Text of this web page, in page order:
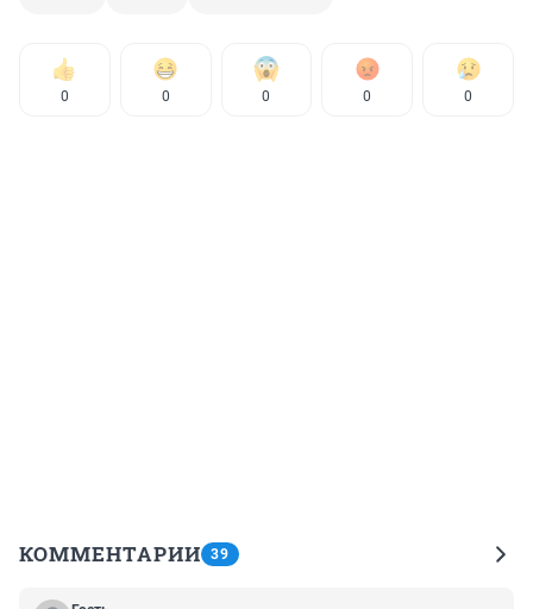
0 0 0 0 0
КОММЕНТАРИИ 39